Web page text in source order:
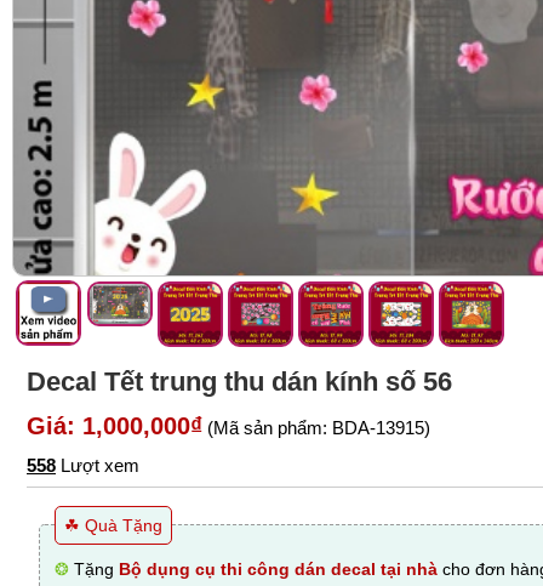
Decal Tết trung thu dán kính số 56
Giá: 1,000,000₫ (Mã sản phẩm: BDA-13915)
558 Lượt xem
☘ Quà Tặng
❂ Tặng Bộ dụng cụ thi công dán decal tại nhà cho đơn